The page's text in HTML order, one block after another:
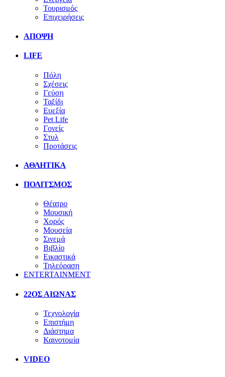
Τουρισμός
Επιχειρήσεις
ΑΠΟΨΗ
LIFE
Πόλη
Σχέσεις
Γεύση
Ταξίδι
Ευεξία
Pet Life
Γονείς
Στυλ
Προτάσεις
ΑΘΛΗΤΙΚΑ
ΠΟΛΙΤΣΜΟΣ
Θέατρο
Μουσική
Χορός
Μουσεία
Σινεμά
Βιβλίο
Εικαστικά
Τηλεόραση
ENTERTAINMENT
22ΟΣ ΑΙΩΝΑΣ
Τεχνολογία
Επιστήμη
Διάστημα
Καινοτομία
VIDEO